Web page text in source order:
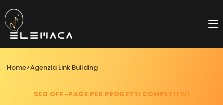
al
contenuto
Home>Agenzia Link Building
SEO OFF-PAGE PER PROGETTI COMPETITIVI